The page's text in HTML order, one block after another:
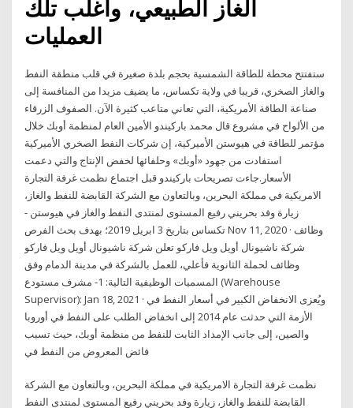
الغاز الطبيعي، وأغلب تلك
العمليات
ستفتتح محطة للطاقة الشمسية بحجم بلدة صغيرة في قلب منطقة النفط
والغاز الصخري، قريبا في ولاية تكساس، ما يضيف مزيدا من المنافسة إلى
صناعة الطاقة الأمريكية، التي تعاني متاعب كثيرة الآن. الصفوف الزرقاء
من الألواح في مشروع قال محمد باركيندو الأمين العام لمنظمة أوبك خلال
مؤتمر للطاقة في هيوستن الأميركية، إن شركات النفط الصخري الأميركية
استفادت من جهود «أوبك» وحلفائها لخفض الإنتاج والتي دعمت
الأسعار.جاءت تصريحات باركيندو قبل اجتماع نظمت غرفة التجارة
الامريكية في مملكة البحرين، وبالتعاون مع الشركة القابضة للنفط والغاز،
زيارة وفد بحريني رفيع المستوى لمنتدى النفط والغاز في هيوستن -
تكساس بتاريخ 3 ابريل 2019؛ بهدف بحث الفرص Nov 11, 2020 · وظائف
شركة ناشيونال أويل ويل فاركو تعلن شركة ناشيونال أويل ويل فاركو
وظائف لحملة الثانوية فأعلي، للعمل بالشركة في مدينة الدمام وفق
المسميات الوظيفية التالية: 1- مشرف مستودع (Warehouse
Supervisor): Jan 18, 2021 · ويُعزى الانخفاض الكبير في أسعار النفط في
الأزمة التي حدثت عام 2014 إلى انخفاض الطلب على النفط في أوروبا
والصين، إلى جانب الإمداد الثابت للنفط من منظمة أوبك، حيث تسبب
فائض المعروض من النفط في
نظمت غرفة التجارة الامريكية في مملكة البحرين، وبالتعاون مع الشركة
القابضة للنفط والغاز، زيارة وفد بحريني رفيع المستوى لمنتدى النفط